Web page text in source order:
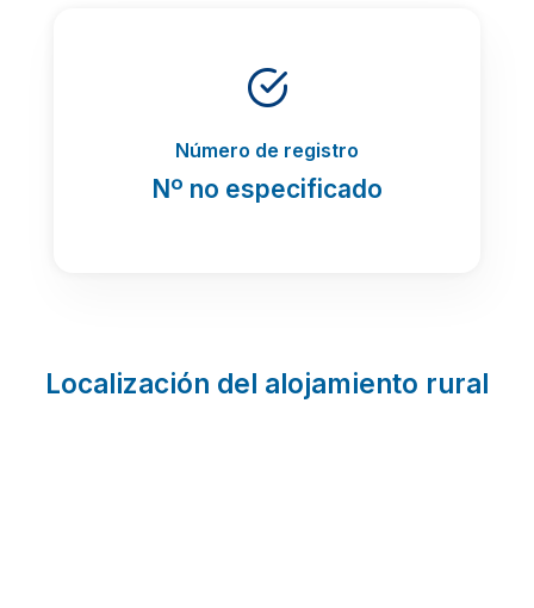
Número de registro
Nº no especificado
Localización del alojamiento rural